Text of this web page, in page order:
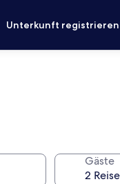
Unterkunft registrieren
Gäste